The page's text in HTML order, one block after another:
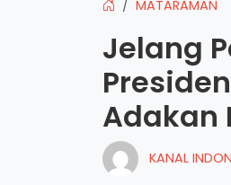
MATARAMAN
Jelang
Adakan
KANAL